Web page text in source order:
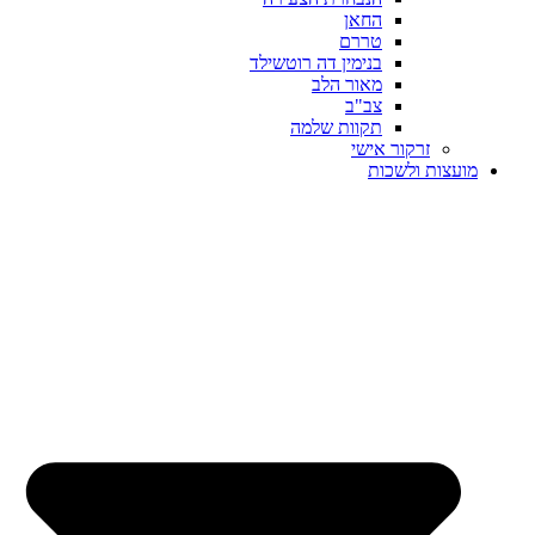
החאן
טררם
בנימין דה רוטשילד
מאור הלב
צב"ב
תקוות שלמה
זרקור אישי
מועצות ולשכות